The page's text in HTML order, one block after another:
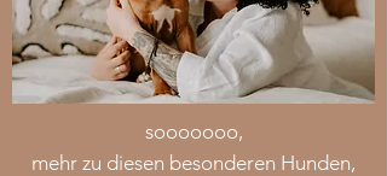
sooooooo,
mehr zu diesen besonderen Hunden,